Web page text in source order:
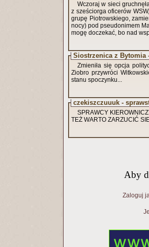
Wczoraj w sieci
z sześciorga oficerów
grupę Piotrowskiego,
nocy) pod pseudonimem
mogę doczekać, bo nad
Siostrzenica z Bytomia
Zmieniła się opcja
Ziobro przywróci
stanu spoczynku...
czekiszczuuuk -
SPRAWCY
TEŻ WARTO ZARZUCIĆ
Aby
Zaloguj